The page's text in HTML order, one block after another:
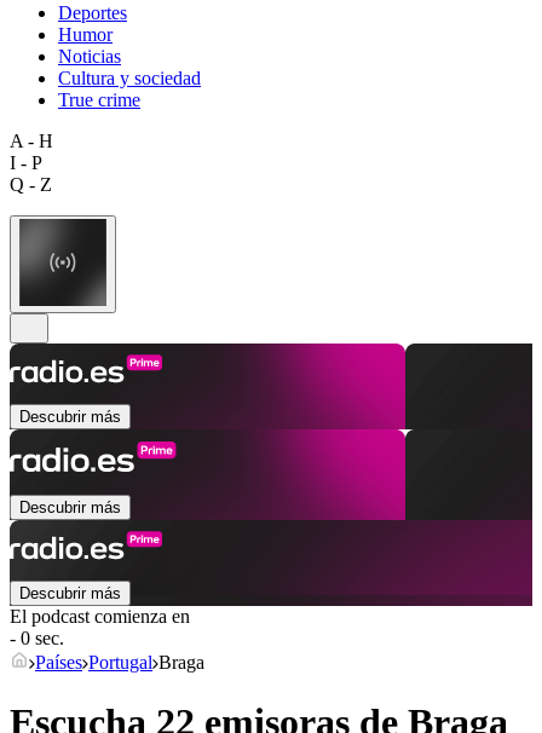
Deportes
Humor
Noticias
Cultura y sociedad
True crime
A - H
I - P
Q - Z
Descubrir más
Descubrir más
Descubrir más
El podcast comienza en
- 0 sec.
Países Portugal Braga
Escucha 22 emisoras de Braga